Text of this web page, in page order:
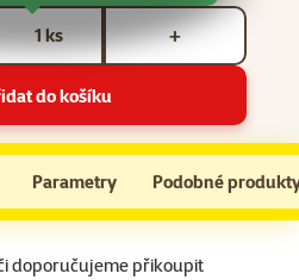
ks +
do košíku
Parametry Podobné
doporučujeme přikoupit